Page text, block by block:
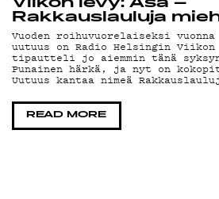
YSTÄVÄKLUBI
TIETOSUOJA
KIRJAUDU SISÄÄN
Viikon levy: Asa –
Rakkauslauluja
Vuoden roihuvuorelaiseksi
uutuus on Radio Helsingin
tipautteli jo aiemmin tänä
Punainen härkä, ja nyt on
Uutuus kantaa nimeä
READ MORE